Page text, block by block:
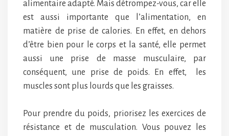
alimentaire adapté. Mais détrompez-vous, car elle
est aussi importante que l’alimentation, en
matière de prise de calories. En effet, en dehors
d’être bien pour le corps et la santé, elle permet
aussi une prise de masse musculaire, par
conséquent, une prise de poids. En effet, les
muscles sont plus lourds que les graisses.
Pour prendre du poids, priorisez les exercices de
résistance et de musculation. Vous pouvez les